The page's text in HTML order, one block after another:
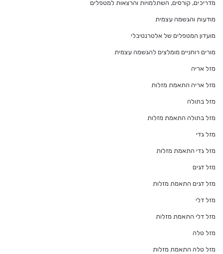
מדריכים, קורסים, השתלמויות והרצאות למטפלים
מודעות והגשמה עצמית
מועדון המטפלים של אלטרנטיבלי
מורים רוחניים מומלצים להגשמה עצמית
מזל אריה
מזל אריה התאמת מזלות
מזל בתולה
מזל בתולה התאמת מזלות
מזל גדי
מזל גדי התאמת מזלות
מזל דגים
מזל דגים התאמת מזלות
מזל דלי
מזל דלי התאמת מזלות
מזל טלה
מזל טלה התאמת מזלות